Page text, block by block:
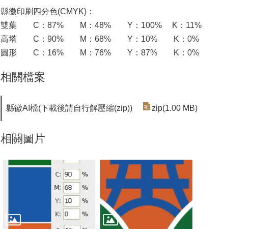
縣徽印刷四分色(CMYK)：
雙葉 C：87% M：48% Y：100% K：11%
高塔 C：90% M：68% Y：10% K：0%
圓形 C：16% M：76% Y：87% K：0%
相關檔案
縣徽AI檔(下載後請自行解壓縮(zip)) zip(1.00 MB)
相關圖片